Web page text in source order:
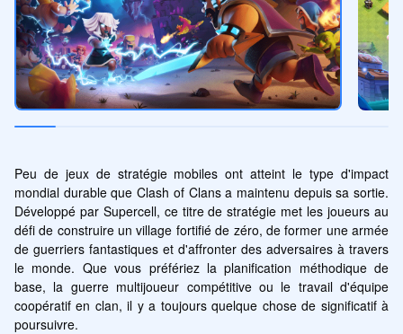
Peu de jeux de stratégie mobiles ont atteint le type d'impact
mondial durable que Clash of Clans a maintenu depuis sa sortie.
Développé par Supercell, ce titre de stratégie met les joueurs au
défi de construire un village fortifié de zéro, de former une armée
de guerriers fantastiques et d'affronter des adversaires à travers
le monde. Que vous préfériez la planification méthodique de
base, la guerre multijoueur compétitive ou le travail d'équipe
coopératif en clan, il y a toujours quelque chose de significatif à
poursuivre.